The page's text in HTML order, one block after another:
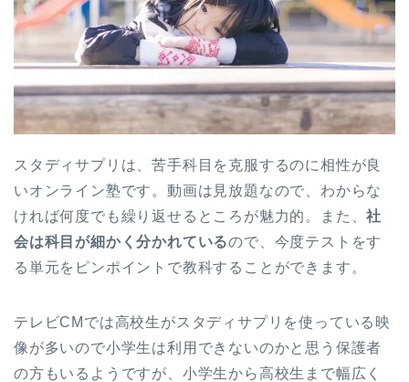
スタディサプリは、苦手科目を克服するのに相性が良
いオンライン塾です。動画は見放題なので、わからな
ければ何度でも繰り返せるところが魅力的。また、社
会は科目が細かく分かれているので、今度テストをす
る単元をピンポイントで教科することができます。
テレビCMでは高校生がスタディサプリを使っている映
像が多いので小学生は利用できないのかと思う保護者
の方もいるようですが、小学生から高校生まで幅広く